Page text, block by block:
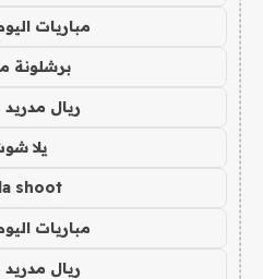
مباريات
برشلونة
ريال
يلا
shoot
مباريات
ريال